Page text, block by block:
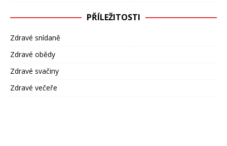
PŘÍLEŽITOSTI
Zdravé snídaně
Zdravé obědy
Zdravé svačiny
Zdravé večeře